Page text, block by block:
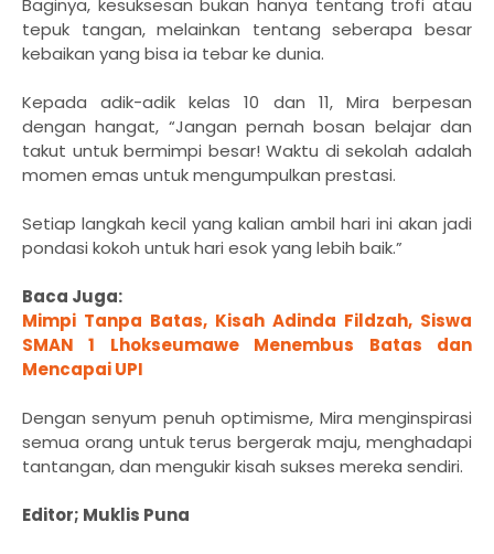
Baginya, kesuksesan bukan hanya tentang trofi atau
tepuk tangan, melainkan tentang seberapa besar
kebaikan yang bisa ia tebar ke dunia.
Kepada adik-adik kelas 10 dan 11, Mira berpesan
dengan hangat, “Jangan pernah bosan belajar dan
takut untuk bermimpi besar! Waktu di sekolah adalah
momen emas untuk mengumpulkan prestasi.
Setiap langkah kecil yang kalian ambil hari ini akan jadi
pondasi kokoh untuk hari esok yang lebih baik.”
Baca Juga:
Mimpi Tanpa Batas, Kisah Adinda Fildzah, Siswa
SMAN 1 Lhokseumawe Menembus Batas dan
Mencapai UPI
Dengan senyum penuh optimisme, Mira menginspirasi
semua orang untuk terus bergerak maju, menghadapi
tantangan, dan mengukir kisah sukses mereka sendiri.
Editor; Muklis Puna